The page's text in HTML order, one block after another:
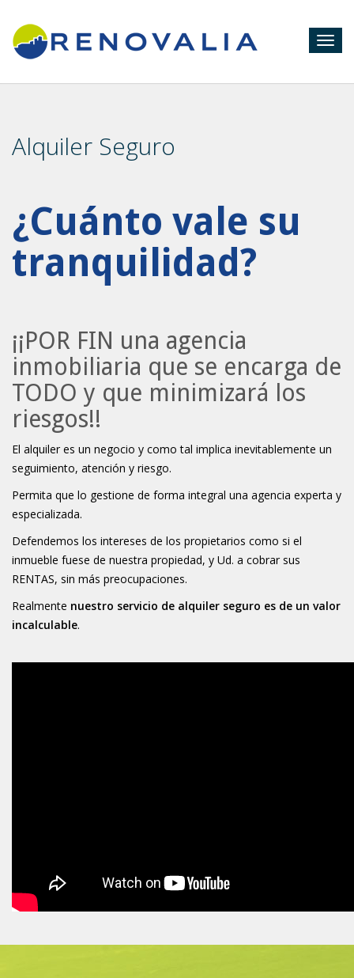
Alquiler Seguro
¿Cuánto vale su
tranquilidad?
¡¡POR FIN una agencia
inmobiliaria que se encarga de
TODO y que minimizará los
riesgos!!
El alquiler es un negocio y como tal implica inevitablemente un
seguimiento, atención y riesgo.
Permita que lo gestione de forma integral una agencia experta y
especializada.
Defendemos los intereses de los propietarios como si el
inmueble fuese de nuestra propiedad, y Ud. a cobrar sus
RENTAS, sin más preocupaciones.
Realmente nuestro servicio de alquiler seguro es de un valor
incalculable.